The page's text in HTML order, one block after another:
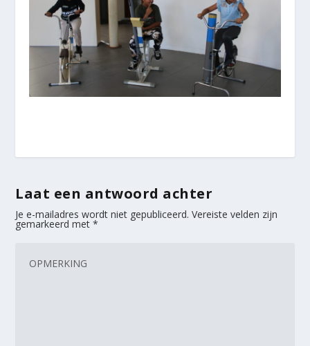
Laat een antwoord achter
Je e-mailadres wordt niet gepubliceerd. Vereiste velden zijn
gemarkeerd met*